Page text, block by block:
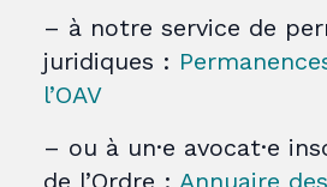
– à notre service de
juridiques :
l’OAV
– ou à un·e avocat·e
de l’Ordre : Annuaire